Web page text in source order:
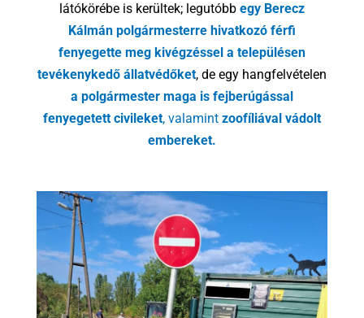
látókörébe is kerültek; legutóbb egy Berecz
Kálmán polgármesterre hivatkozó férfi
fenyegette meg kivégzéssel a településen
tevékenykedő állatvédőket, de egy hangfelvételen
a polgármester maga is fejberúgással
fenyegetett civileket, valamint zoofíliával vádolt
embereket.